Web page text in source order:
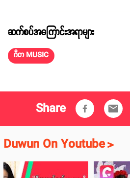
ဆက်စပ်အကြောင်းအရာများ
ဂီတ MUSIC
Share email
Duwun On Youtube>